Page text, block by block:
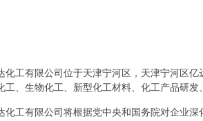
化工有限公司位于天津宁河区，天津宁河区
工、生物化工、新型化工材料、化工产品研
化工有限公司将根据党中央和国务院对企业